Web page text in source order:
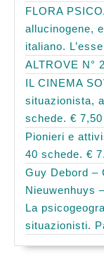
FLORA
allucinogene,
italiano.
ALTROVE N°
IL CINEMA
situazionista,
schede. € 7,50
Pionieri e
40 schede. €
Guy Debord –
Nieuwenhuys
La
situazionisti.